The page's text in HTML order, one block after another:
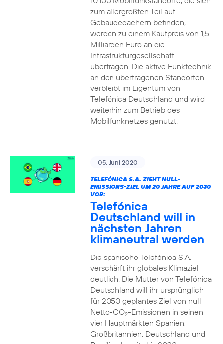
zum allergrößten Teil auf
Gebäudedächern befinden,
werden zu einem Kaufpreis von 1,5
Milliarden Euro an die
Infrastrukturgesellschaft
übertragen. Die aktive Funktechnik
an den übertragenen Standorten
verbleibt im Eigentum von
Telefónica Deutschland und wird
weiterhin zum Betrieb des
Mobilfunknetzes genutzt.
05. Juni 2020
TELEFÓNICA S.A. ZIEHT NULL-
EMISSIONS-ZIEL UM 20 JAHRE AUF 2030
VOR:
Telefónica
Deutschland will in
nächsten Jahren
klimaneutral werden
Die spanische Telefónica S.A.
verschärft ihr globales Klimaziel
deutlich. Die Mutter von Telefónica
Deutschland will ihr ursprünglich
für 2050 geplantes Ziel von null
Netto-CO2-Emissionen in seinen
vier Hauptmärkten Spanien,
Großbritannien, Deutschland und